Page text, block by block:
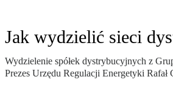
Jak wydzielić sieci
Wydzielenie spółek dystrybucyjnych z
Prezes Urzędu Regulacji Energetyki